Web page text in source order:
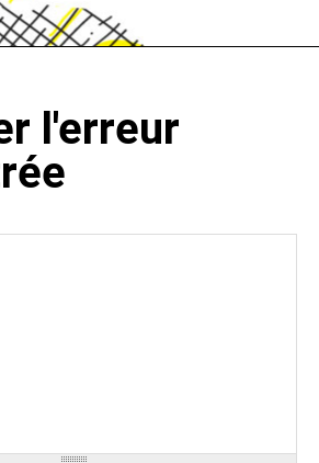
l'erreur